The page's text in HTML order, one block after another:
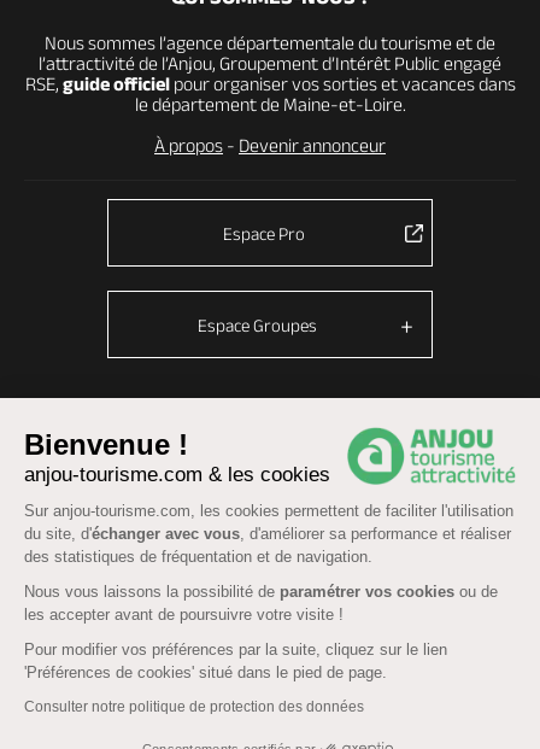
Bienvenue !
anjou-tourisme.com & les cookies
Sur anjou-tourisme.com, les cookies permettent de faciliter l'utilisation
du site, d'échanger avec vous, d'améliorer sa performance et réaliser
des statistiques de fréquentation et de navigation.
Nous vous laissons la possibilité de paramétrer vos cookies ou de
les accepter avant de poursuivre votre visite !
Pour modifier vos préférences par la suite, cliquez sur le lien
'Préférences de cookies' situé dans le pied de page.
Consulter notre politique de protection des données
Nous sommes l’agence départementale du tourisme et de
l’attractivité de l’Anjou, Groupement d’Intérêt Public engagé
RSE, guide officielpour organiser vos sorties et vacances dans
le département de Maine-et-Loire.
À propos - Devenir annonceur
Espace Pro
Espace Groupes
© Anjou tourisme 2026 - Fonctionnement du site
Mentions légales-Données personnelles-Cookies
CGU Réservation-Accessibilité : partiellement conforme